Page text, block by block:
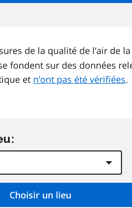
de la qualité de l’air de la
fondent sur des données
et n’ont pas été vérifiées.